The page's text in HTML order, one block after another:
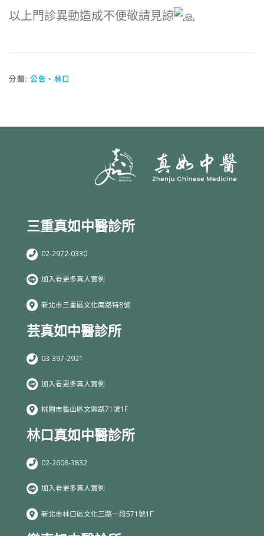
以上門診異動造成不便敬請見諒
分類: 公告 、 林口
三重真如中醫診所
02-2972-0330
加入看更多真人實例
新北市三重區文化南路特8號
芸真如中醫診所
03-397-2921
加入看更多真人實例
桃園市龜山區文興路71號1F
林口真如中醫診所
02-2608-3832
加入看更多真人實例
新北市林口區文化三路一段571號1F